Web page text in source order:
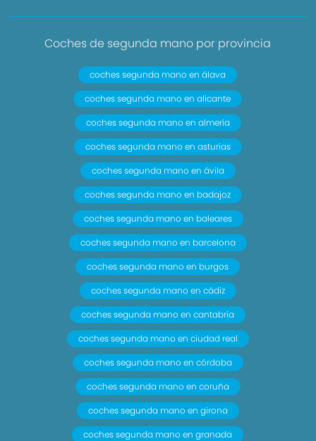
Coches de segunda mano por provincia
coches segunda mano en álava
coches segunda mano en alicante
coches segunda mano en almería
coches segunda mano en asturias
coches segunda mano en ávila
coches segunda mano en badajoz
coches segunda mano en baleares
coches segunda mano en barcelona
coches segunda mano en burgos
coches segunda mano en cádiz
coches segunda mano en cantabria
coches segunda mano en ciudad real
coches segunda mano en córdoba
coches segunda mano en coruña
coches segunda mano en girona
coches segunda mano en granada